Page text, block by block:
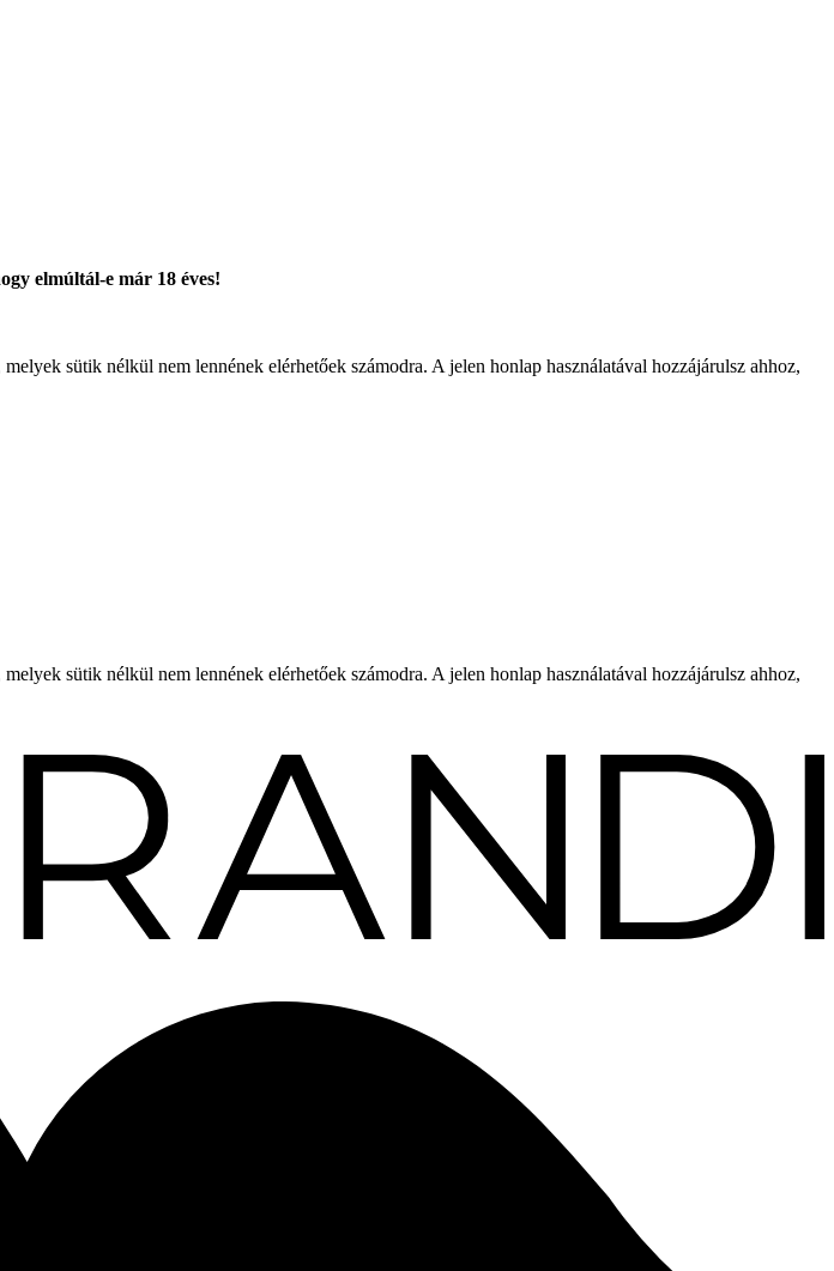
elmúltál-e már 18 éves!
sütik nélkül nem lennének elérhetőek számodra. A jelen honlap használatával hozzájárulsz ahhoz,
sütik nélkül nem lennének elérhetőek számodra. A jelen honlap használatával hozzájárulsz ahhoz,